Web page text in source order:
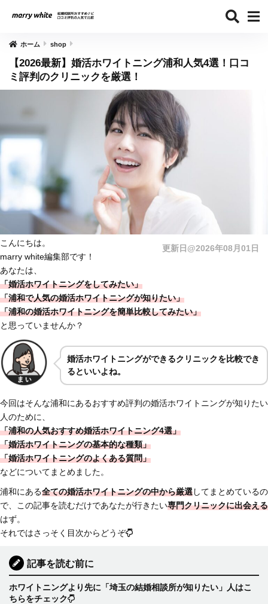
ホーム shop
【2026最新】婚活ホワイトニング浦和人気4選！口コ
ミ評判のクリニックを厳選！
更新日@2026年08月01日
こんにちは。
marry white編集部です！
あなたは、
「婚活ホワイトニングをしてみたい」
「浦和で人気の婚活ホワイトニングが知りたい」
「浦和の婚活ホワイトニングを簡単比較してみたい」
と思っていませんか？
婚活ホワイトニングができるクリニックを比較でき
るといいよね。
今回はそんな浦和にあるおすすめ評判の婚活ホワイトニングが知りたい
人のために、
「浦和の人気おすすめ婚活ホワイトニング4選」
「婚活ホワイトニングの基本的な種類」
「婚活ホワイトニングのよくある質問」
などについてまとめました。
浦和にある全ての婚活ホワイトニングの中から厳選してまとめているの
で、この記事を読むだけであなたが行きたい専門クリニックに出会える
はず。
それではさっそく目次からどうぞ
記事を読む前に
ホワイトニングより先に「埼玉の結婚相談所が知りたい」人はこ
ちらをチェック